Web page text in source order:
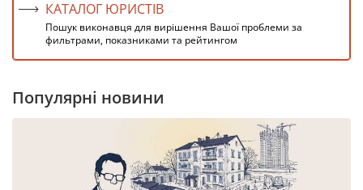
КАТАЛОГ ЮРИСТІВ
Пошук виконавця для вирішення Вашої проблеми за
фильтрами, показниками та рейтингом
Популярні новини